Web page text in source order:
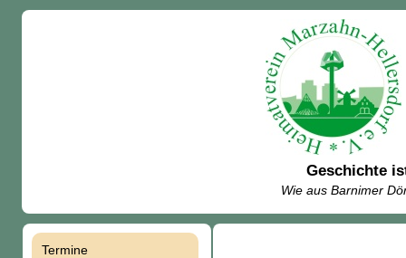
Geschichte
Wie aus Barnimer
Termine